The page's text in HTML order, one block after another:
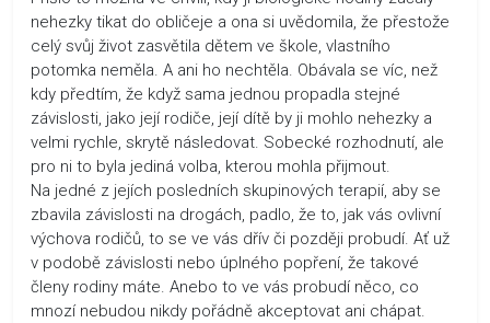
nehezky tikat do obličeje a ona si uvědomila, že přestože
celý svůj život zasvětila dětem ve škole, vlastního
potomka neměla. A ani ho nechtěla. Obávala se víc, než
kdy předtím, že když sama jednou propadla stejné
závislosti, jako její rodiče, její dítě by ji mohlo nehezky a
velmi rychle, skrytě následovat. Sobecké rozhodnutí, ale
pro ni to byla jediná volba, kterou mohla přijmout.
Na jedné z jejích posledních skupinových terapií, aby se
zbavila závislosti na drogách, padlo, že to, jak vás ovlivní
výchova rodičů, to se ve vás dřív či později probudí. Ať už
v podobě závislosti nebo úplného popření, že takové
členy rodiny máte. Anebo to ve vás probudí něco, co
mnozí nebudou nikdy pořádně akceptovat ani chápat.